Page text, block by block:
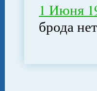
1 Июня
брода